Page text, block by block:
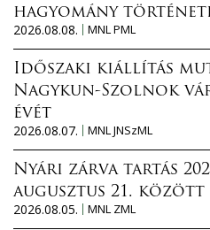
hagyomány
2026.08.08.
MNL PML
Időszaki kiállítás
Nagykun-Szolnok
évét
2026.08.07.
MNL JNSzML
Nyári zárva tartás
augusztus 21. között
2026.08.05.
MNL ZML